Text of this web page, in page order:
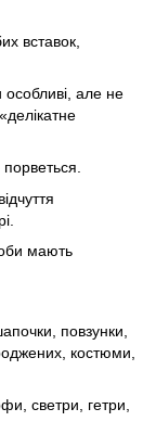
вставок,
але не
мають
повзунки,
костюми,
светри, гетри,